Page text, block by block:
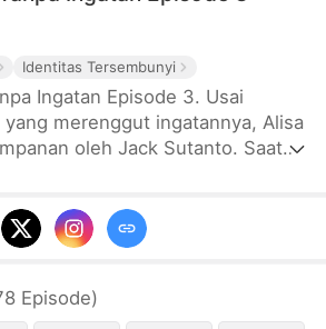
Identitas Tersembunyi
Ingatan Episode 3. Usai
merenggut ingatannya, Alisa
oleh Jack Sutanto. Saat
Zayn Pratama yang
asli Alisa muncul untuk
Episode)